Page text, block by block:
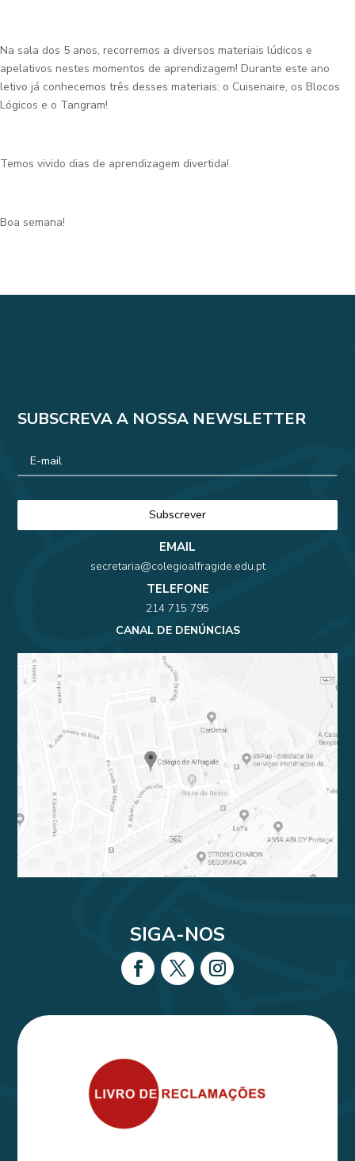
Na sala dos 5 anos, recorremos a diversos materiais lúdicos e
apelativos nestes momentos de aprendizagem! Durante este ano
letivo já conhecemos três desses materiais: o Cuisenaire, os Blocos
Lógicos e o Tangram!
Temos vivido dias de aprendizagem divertida!
Boa semana!
SUBSCREVA A NOSSA NEWSLETTER
EMAIL
secretaria@colegioalfragide.edu.pt
TELEFONE
214 715 795
CANAL DE DENÚNCIAS
SIGA-NOS